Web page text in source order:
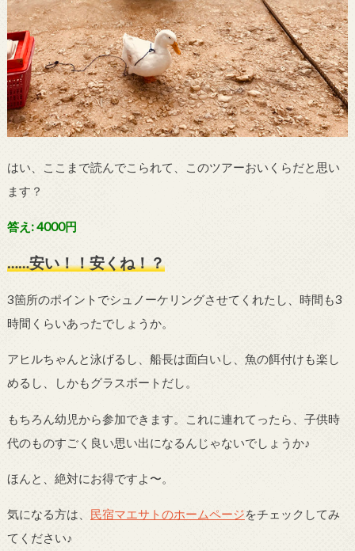
はい、ここまで読んでこられて、このツアーおいくらだと思い
ます？
答え: 4000円
……安い！！安くね！？
3箇所のポイントでシュノーケリングさせてくれたし、時間も3
時間くらいあったでしょうか。
アヒルちゃんと泳げるし、船長は面白いし、魚の餌付けも楽し
めるし、しかもグラスボートだし。
もちろん幼児から参加できます。これに連れてったら、子供時
代のものすごく良い思い出になるんじゃないでしょうか♪
ほんと、絶対にお得ですよ〜。
気になる方は、 民宿マエサトのホームページをチェックしてみ
てください♪